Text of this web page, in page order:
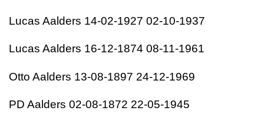
Lucas Aalders 14-02-1927 02-10-1937
Lucas Aalders 16-12-1874 08-11-1961
Otto Aalders 13-08-1897 24-12-1969
PD Aalders 02-08-1872 22-05-1945